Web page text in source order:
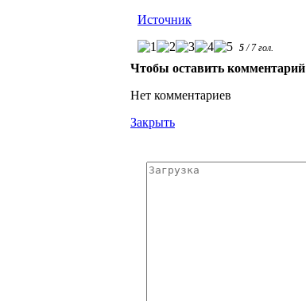
Источник
5/ 7гол.
Чтобы оставить комментарий
Нет комментариев
Закрыть